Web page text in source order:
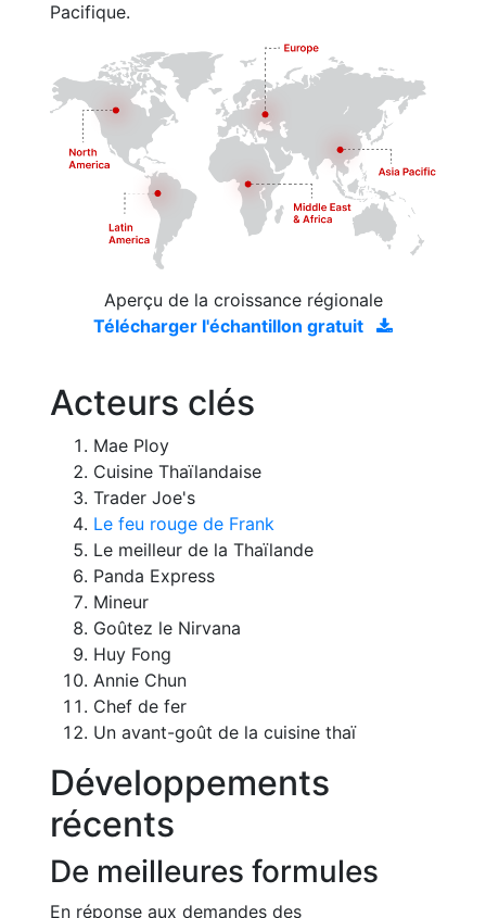
Pacifique.
Aperçu de la croissance régionale
Télécharger l'échantillon gratuit
Acteurs clés
Mae Ploy
Cuisine Thaïlandaise
Trader Joe's
Le feu rouge de Frank
Le meilleur de la Thaïlande
Panda Express
Mineur
Goûtez le Nirvana
Huy Fong
Annie Chun
Chef de fer
Un avant-goût de la cuisine thaï
Développements
récents
De meilleures formules
En réponse aux demandes des